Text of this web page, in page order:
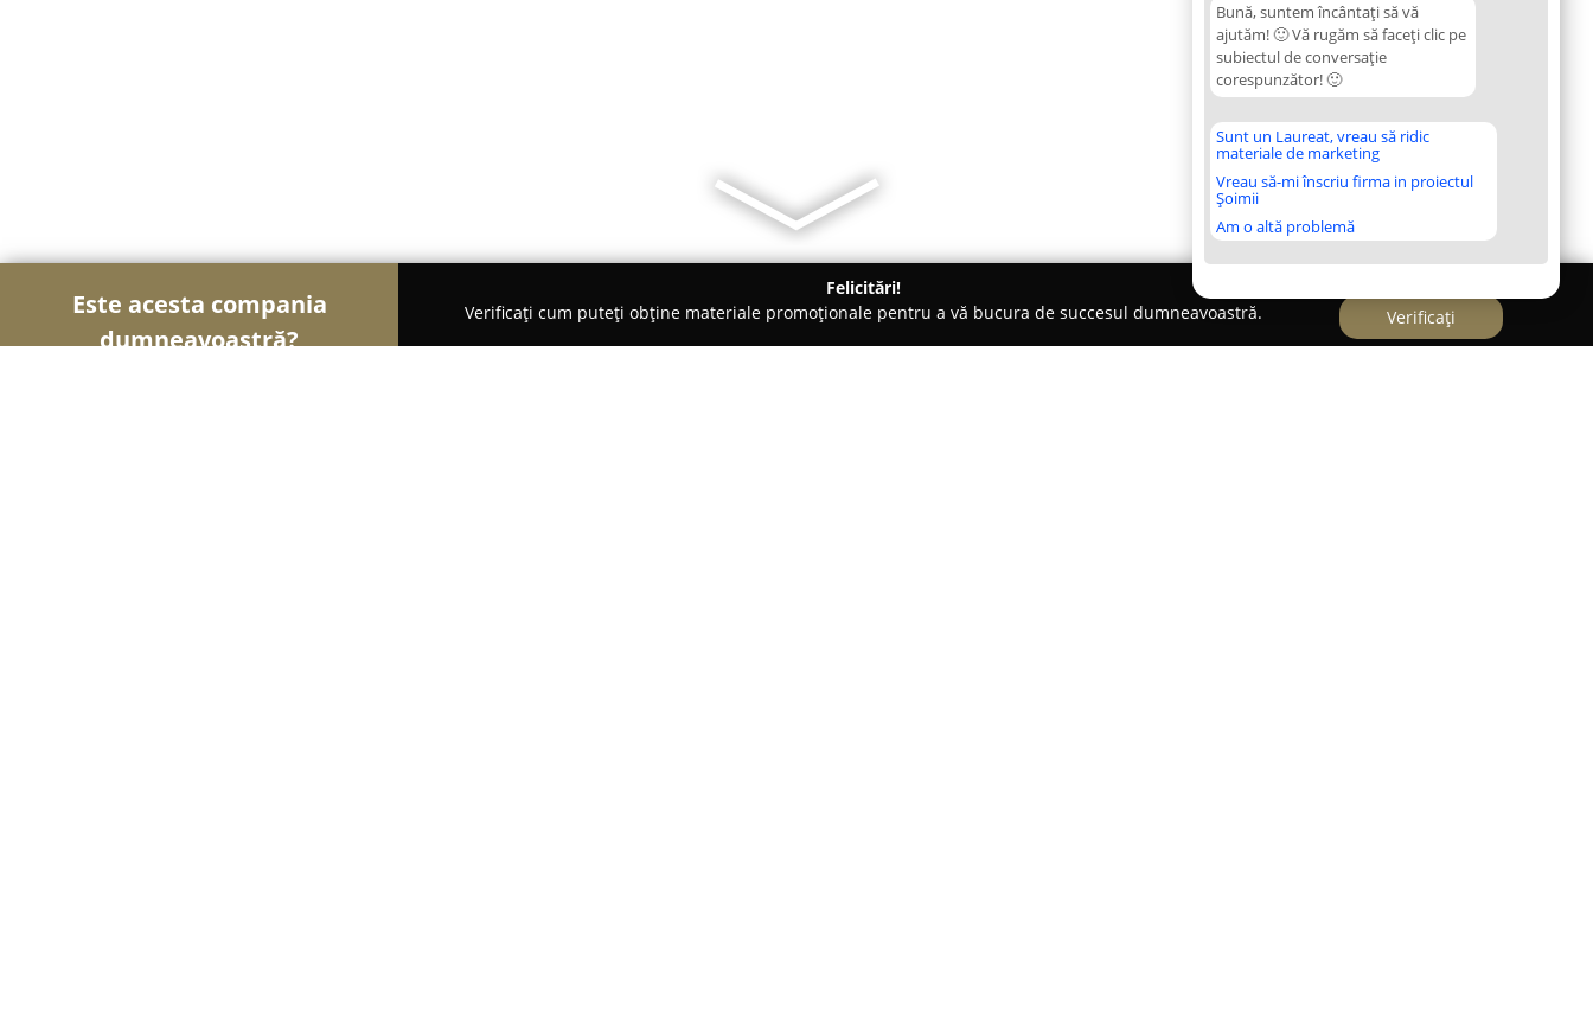
Bună, suntem încântați să vă
ajutăm! 🙂 Vă rugăm să faceți clic pe
subiectul de conversație
corespunzător! 🙂
Sunt un Laureat, vreau să ridic
materiale de marketing
Vreau să-mi înscriu firma in proiectul
Șoimii
Am o altă problemă
Este acesta compania
dumneavoastră?
Felicitări!
Verificați cum puteți obține materiale promoționale pentru a vă bucura de succesul dumneavoastră.
Verificați